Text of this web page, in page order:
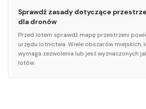
Sprawdź zasady dotyczące
dla dronów
Przed lotem sprawdź mapę przestrzeni
urzędu lotnictwa. Wiele obszarów miejskich,
wymaga zezwolenia lub jest wyznaczonych
lotów.